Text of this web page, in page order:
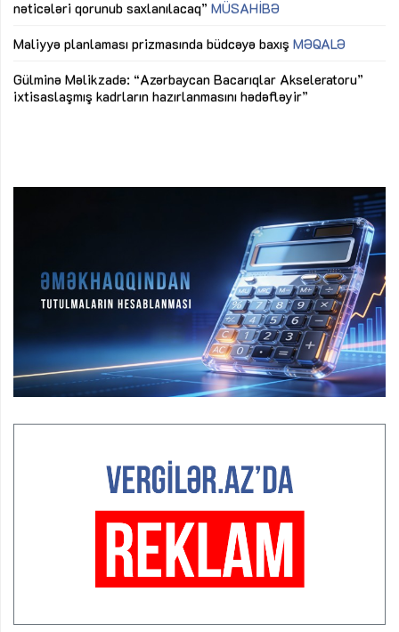
nəticələri qorunub saxlanılacaq” MÜSAHİBƏ
Maliyyə planlaması prizmasında büdcəyə baxış MƏQALƏ
Gülminə Məlikzadə: “Azərbaycan Bacarıqlar Akseleratoru”
ixtisaslaşmış kadrların hazırlanmasını hədəfləyir”